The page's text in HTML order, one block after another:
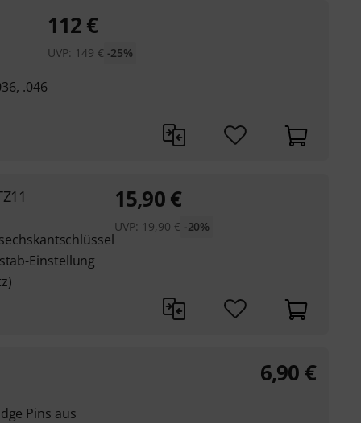
.046
112€
UVP: 149 € -25%
Einstellung
15,90€
UVP: 19,90 € -20%
Pins aus
6,90 €